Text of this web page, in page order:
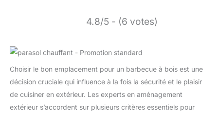
4.8/5 - (6 votes)
Choisir le bon emplacement pour un barbecue à bois est une
décision cruciale qui influence à la fois la sécurité et le plaisir
de cuisiner en extérieur. Les experts en aménagement
extérieur s’accordent sur plusieurs critères essentiels pour